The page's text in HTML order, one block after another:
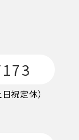
祝定休）